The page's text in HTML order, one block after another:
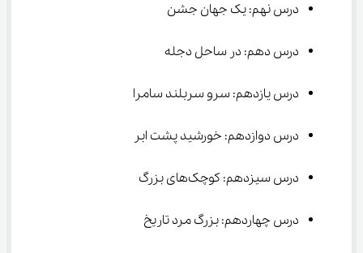
درس نهم: یک جهان جشن
درس دهم: در ساحل دجله
درس یازدهم: سرو سربلند سامرا
درس دوازدهم: خورشید پشت ابر
درس سیزدهم: کوچک‌های بزرگ
درس چهاردهم: بزرگ مرد تاریخ